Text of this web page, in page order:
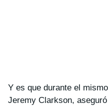
Y es que durante el
Jeremy Clarkson,